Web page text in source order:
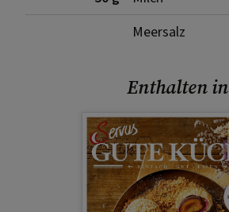
Meersalz
Enthalten in